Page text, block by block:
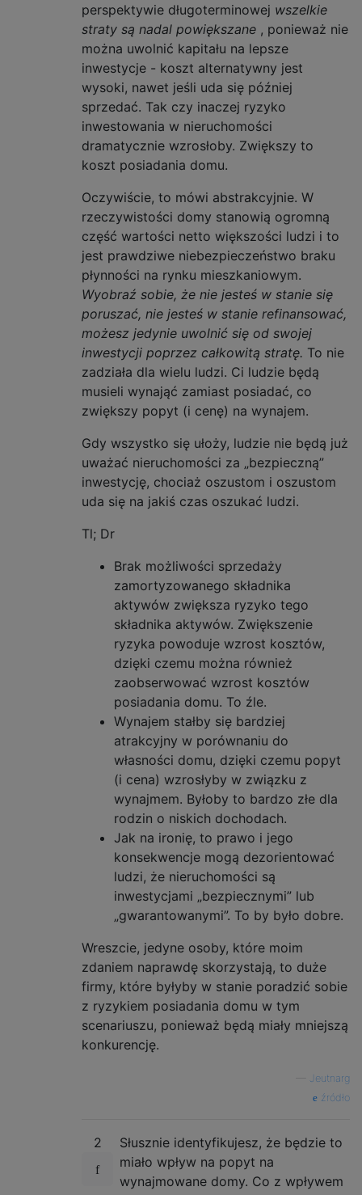
perspektywie długoterminowej wszelkie
straty są nadal powiększane , ponieważ nie
można uwolnić kapitału na lepsze
inwestycje - koszt alternatywny jest
wysoki, nawet jeśli uda się później
sprzedać. Tak czy inaczej ryzyko
inwestowania w nieruchomości
dramatycznie wzrosłoby. Zwiększy to
koszt posiadania domu.
Oczywiście, to mówi abstrakcyjnie. W
rzeczywistości domy stanowią ogromną
część wartości netto większości ludzi i to
jest prawdziwe niebezpieczeństwo braku
płynności na rynku mieszkaniowym.
Wyobraź sobie, że nie jesteś w stanie się
poruszać, nie jesteś w stanie refinansować,
możesz jedynie uwolnić się od swojej
inwestycji poprzez całkowitą stratę. To nie
zadziała dla wielu ludzi. Ci ludzie będą
musieli wynająć zamiast posiadać, co
zwiększy popyt (i cenę) na wynajem.
Gdy wszystko się ułoży, ludzie nie będą już
uważać nieruchomości za „bezpieczną”
inwestycję, chociaż oszustom i oszustom
uda się na jakiś czas oszukać ludzi.
Tl; Dr
Brak możliwości sprzedaży
zamortyzowanego składnika
aktywów zwiększa ryzyko tego
składnika aktywów. Zwiększenie
ryzyka powoduje wzrost kosztów,
dzięki czemu można również
zaobserwować wzrost kosztów
posiadania domu. To źle.
Wynajem stałby się bardziej
atrakcyjny w porównaniu do
własności domu, dzięki czemu popyt
(i cena) wzrosłyby w związku z
wynajmem. Byłoby to bardzo złe dla
rodzin o niskich dochodach.
Jak na ironię, to prawo i jego
konsekwencje mogą dezorientować
ludzi, że nieruchomości są
inwestycjami „bezpiecznymi” lub
„gwarantowanymi”. To by było dobre.
Wreszcie, jedyne osoby, które moim
zdaniem naprawdę skorzystają, to duże
firmy, które byłyby w stanie poradzić sobie
z ryzykiem posiadania domu w tym
scenariuszu, ponieważ będą miały mniejszą
konkurencję.
Jeutnarg
źródło
2
Słusznie identyfikujesz, że będzie to
miało wpływ na popyt na
wynajmowane domy. Co z wpływem